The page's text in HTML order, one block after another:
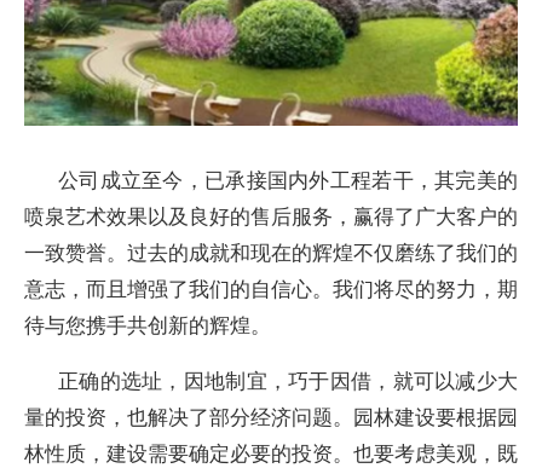
公司成立至今，已承接国内外工程若干，其完美的
喷泉艺术效果以及良好的售后服务，赢得了广大客户的
一致赞誉。过去的成就和现在的辉煌不仅磨练了我们的
意志，而且增强了我们的自信心。我们将尽的努力，期
待与您携手共创新的辉煌。
正确的选址，因地制宜，巧于因借，就可以减少大
量的投资，也解决了部分经济问题。园林建设要根据园
林性质，建设需要确定必要的投资。也要考虑美观，既